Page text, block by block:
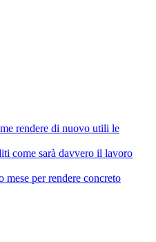
rendere di nuovo utili le
come sarà davvero il lavoro
per rendere concreto